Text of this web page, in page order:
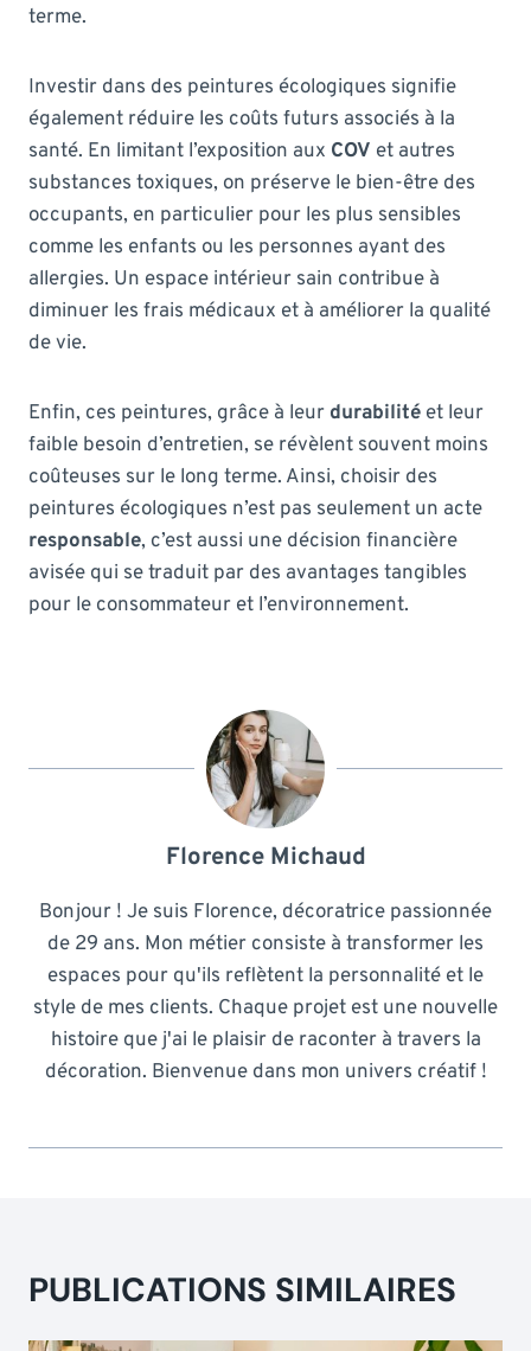
terme.
Investir dans des peintures écologiques signifie
également réduire les coûts futurs associés à la
santé. En limitant l’exposition aux COV et autres
substances toxiques, on préserve le bien-être des
occupants, en particulier pour les plus sensibles
comme les enfants ou les personnes ayant des
allergies. Un espace intérieur sain contribue à
diminuer les frais médicaux et à améliorer la qualité
de vie.
Enfin, ces peintures, grâce à leur durabilité et leur
faible besoin d’entretien, se révèlent souvent moins
coûteuses sur le long terme. Ainsi, choisir des
peintures écologiques n’est pas seulement un acte
responsable, c’est aussi une décision financière
avisée qui se traduit par des avantages tangibles
pour le consommateur et l’environnement.
Florence Michaud
Bonjour ! Je suis Florence, décoratrice passionnée
de 29 ans. Mon métier consiste à transformer les
espaces pour qu'ils reflètent la personnalité et le
style de mes clients. Chaque projet est une nouvelle
histoire que j'ai le plaisir de raconter à travers la
décoration. Bienvenue dans mon univers créatif !
PUBLICATIONS SIMILAIRES